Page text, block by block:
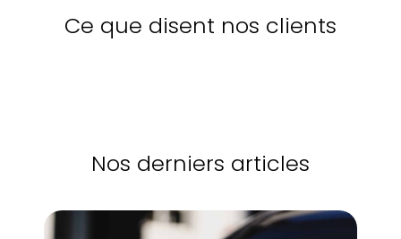
Ce que disent nos clients
Nos derniers articles